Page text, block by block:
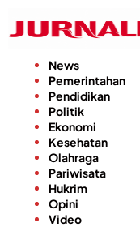
konten
News
Pemerintahan
Pendidikan
Politik
Ekonomi
Kesehatan
Olahraga
Pariwisata
Hukrim
Opini
Video